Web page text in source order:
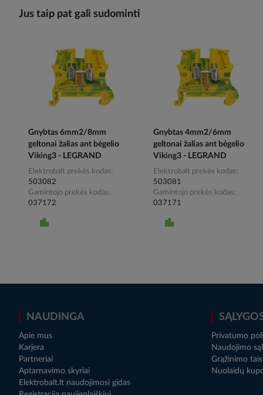
Jus taip pat gali sudominti
Gnybtas 6mm2/8mm
geltonai žalias ant bėgelio
Viking3 - LEGRAND
Elektrobalt prekės kodas
503082
Gamintojo prekės kodas
037172
Gnybtas 4mm2/6mm
geltonai žalias ant bėgelio
Viking3 - LEGRAND
Elektrobalt prekės kodas
503081
Gamintojo prekės kodas
037171
NAUDINGA
Apie mus
Karjera
Partneriai
Aptarnavimo skyriai
Elektrobalt.lt naudojimosi gidas
Privatumo
Naudojimo
Grąžinimo
Nuolaidų